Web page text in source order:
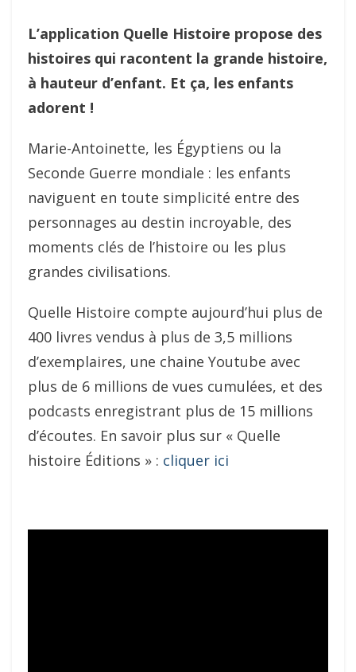
L’application Quelle Histoire propose des
histoires qui racontent la grande histoire,
à hauteur d’enfant. Et ça, les enfants
adorent !
Marie-Antoinette, les Égyptiens ou la
Seconde Guerre mondiale : les enfants
naviguent en toute simplicité entre des
personnages au destin incroyable, des
moments clés de l’histoire ou les plus
grandes civilisations.
Quelle Histoire compte aujourd’hui plus de
400 livres vendus à plus de 3,5 millions
d’exemplaires, une chaine Youtube avec
plus de 6 millions de vues cumulées, et des
podcasts enregistrant plus de 15 millions
d’écoutes. En savoir plus sur « Quelle
histoire Éditions » : cliquer ici